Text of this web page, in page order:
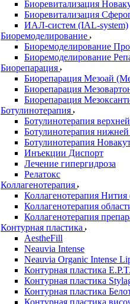
Биоревитализация
Биоревитализация
ИАЛ-систем (IAL-system)
Биоремоделирование
Биоремоделирование
Биоремоделирование
Биорепарация
Биорепарация Мезоай
Биорепарация
Биорепарация
Ботулинотерапия
Ботулинотерапия
Ботулинотерапия
Ботулинотерапия
Инъекции Диспорт
Лечение гипергидроза
Релатокс
Коллагенотерапия
Коллагенотерапия
Коллагенотерапия
Коллагенотерапия
Контурная пластика
AestheFill
Neauvia Intense
Neauvia Organic Intense
Контурная пластика
Контурная пластика
Контурная пластика
Контурная пластика